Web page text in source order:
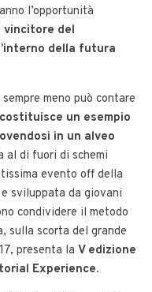
l’opportunità
vincitore del
della futura
meno può contare
un esempio
in un alveo
al di fuori di schemi
evento off della
sviluppata da giovani
condividere il metodo
sulla scorta del grande
presenta la V edizione
Experience.